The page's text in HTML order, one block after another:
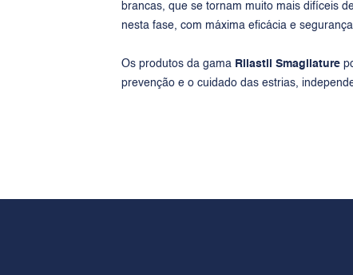
brancas, que se tornam muito mais difíceis
nesta fase, com máxima eficácia e
Os produtos da gama Rilastil Smagliature
prevenção e o cuidado das estrias,